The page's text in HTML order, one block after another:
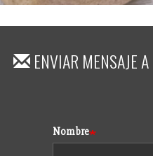
ENVIAR MENSAJE A
Formulario
Nombre